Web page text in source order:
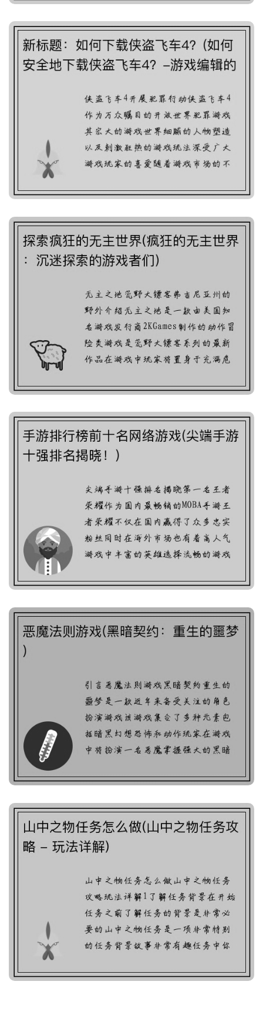
新标题：如何下载侠盗飞
车4？(如何安全地下载侠
盗飞车4？-游戏编辑的经
验分享)
探索疯狂的无主世界(疯狂
的无主世界：沉迷探索的
游戏者们)
手游排行榜前十名网络游
戏(尖端手游十强排名揭
晓！)
恶魔法则游戏(黑暗契约：
重生的噩梦)
山中之物任务怎么做(山中
之物任务攻略 - 玩法详解)